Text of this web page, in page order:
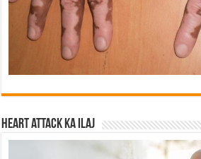
Heart attack ka ilaj